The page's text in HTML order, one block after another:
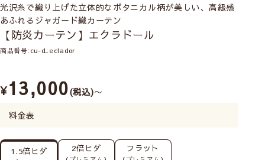
光沢糸で織り上げた立体的なボタニカル柄が美しい、高級感
あふれるジャガード織カーテン
【防炎カーテン】エクラドール
商品番号 cu-d_eclador
¥13,000 税込 〜
料金表
1.5倍ヒダ 2倍ヒダ フラット